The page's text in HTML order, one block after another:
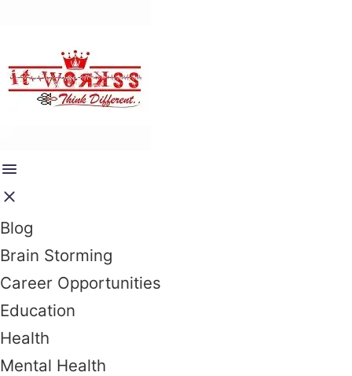
Blog
Brain Storming
Career Opportunities
Education
Health
Mental Health